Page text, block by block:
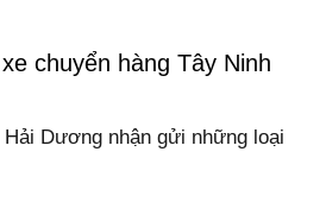
chuyển hàng Tây Ninh
Hải Dương nhận gửi những loại